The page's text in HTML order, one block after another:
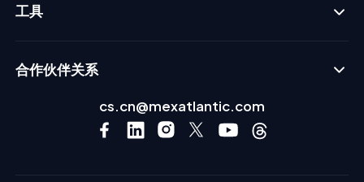
工具
合作伙伴关系
cs.cn@mexatlantic.com